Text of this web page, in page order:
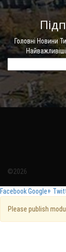
Головні Новини
©2026
FacebookGoogle+
Please publish